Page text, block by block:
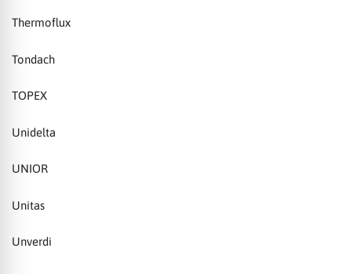
Thermoflux
Tondach
TOPEX
Unidelta
UNIOR
Unitas
Unverdi